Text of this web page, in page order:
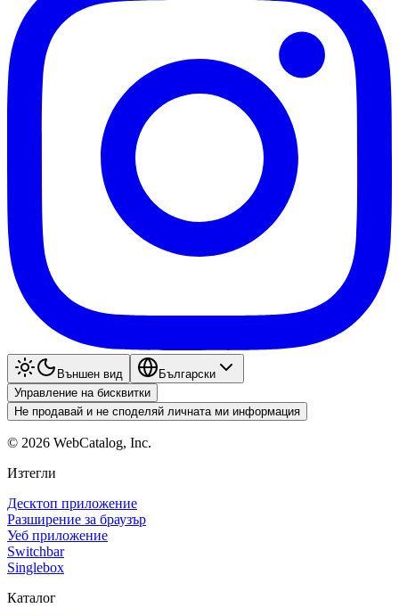
Външен вид
Български
Управление на бисквитки
Не продавай и не споделяй личната ми информация
© 2026 WebCatalog, Inc.
Изтегли
Десктоп приложение
Разширение за браузър
Уеб приложение
Switchbar
Singlebox
Каталог